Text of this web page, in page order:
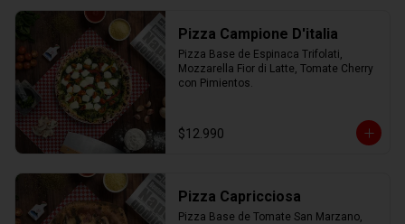
Pizza Campione D'italia
Pizza Base de Espinaca Trifolati,
Mozzarella Fior di Latte, Tomate Cherry
con Pimientos.
$12.990
Pizza Capricciosa
Pizza Base de Tomate San Marzano,